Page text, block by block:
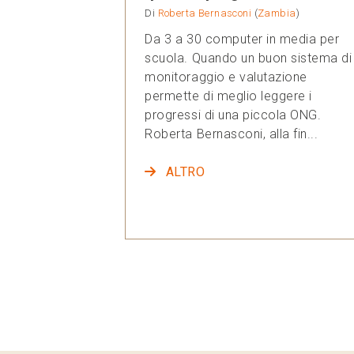
Di Roberta Bernasconi (Zambia)
Da 3 a 30 computer in media per
scuola. Quando un buon sistema di
monitoraggio e valutazione
permette di meglio leggere i
progressi di una piccola ONG.
Roberta Bernasconi, alla fin...
ALTRO